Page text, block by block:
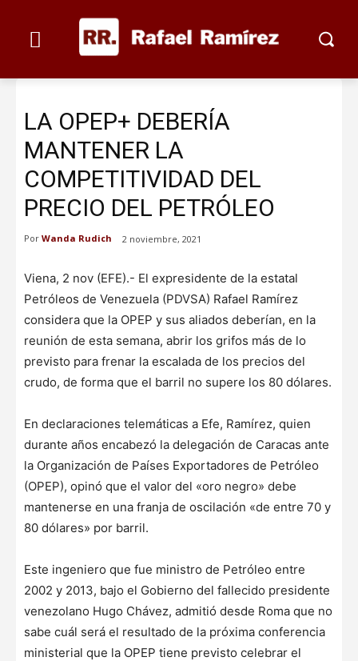
LA OPEP+ DEBERÍA
MANTENER LA
COMPETITIVIDAD DEL
PRECIO DEL PETRÓLEO
Por Wanda Rudich 2 noviembre, 2021
Viena, 2 nov (EFE).- El expresidente de la estatal
Petróleos de Venezuela (PDVSA) Rafael Ramírez
considera que la OPEP y sus aliados deberían, en la
reunión de esta semana, abrir los grifos más de lo
previsto para frenar la escalada de los precios del
crudo, de forma que el barril no supere los 80 dólares.
En declaraciones telemáticas a Efe, Ramírez, quien
durante años encabezó la delegación de Caracas ante
la Organización de Países Exportadores de Petróleo
(OPEP), opinó que el valor del «oro negro» debe
mantenerse en una franja de oscilación «de entre 70 y
80 dólares» por barril.
Este ingeniero que fue ministro de Petróleo entre
2002 y 2013, bajo el Gobierno del fallecido presidente
venezolano Hugo Chávez, admitió desde Roma que no
sabe cuál será el resultado de la próxima conferencia
ministerial que la OPEP tiene previsto celebrar el